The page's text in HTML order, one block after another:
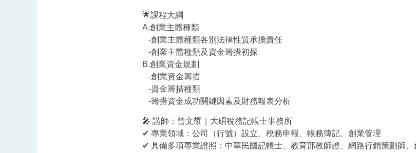
🌟課程大綱
A.創業主體種類
-創業主體種類各別法律性質承擔責任
-創業主體種類及資金籌措初探
B.創業資金規劃
-創業資金籌措
-資金籌措種類
-籌措資金成功關鍵因素及財務報表分析
🎤 講師：曾文耀｜大碩稅務記帳士事務所
✔ 專業領域：公司（行號）設立、稅務申報、帳務簿記、創業管理
✔ 具備多項專業證照：中華民國記帳士、教育部教師證、網路行銷策劃師